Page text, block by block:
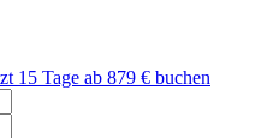
15 Tage ab 879 € buchen